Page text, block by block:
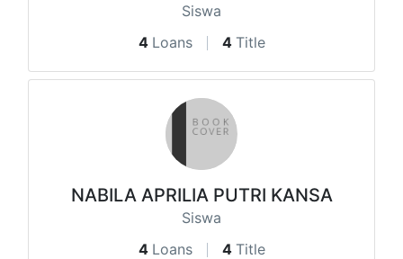
Siswa
4 Loans 4 Title
NABILA APRILIA PUTRI KANSA
Siswa
4 Loans 4 Title